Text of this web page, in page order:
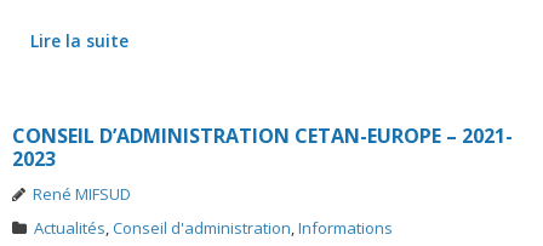
Lire la suite
CONSEIL D’ADMINISTRATION CETAN-EUROPE – 2021-
2023
René MIFSUD
Actualités,Conseil d'administration,Informations